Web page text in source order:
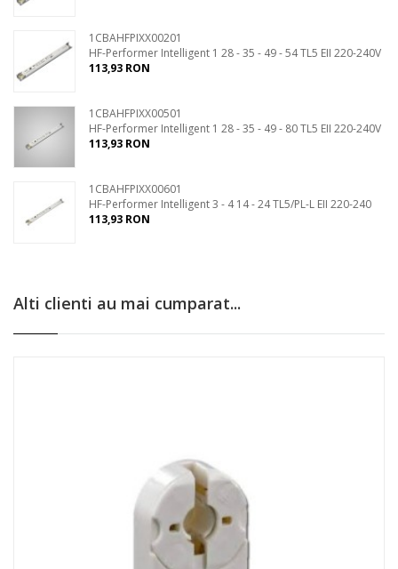
1CBAHFPIXX00201
HF-Performer Intelligent 1 28 - 35 - 49 - 54 TL5 EII 220-240V
113,93 RON
1CBAHFPIXX00501
HF-Performer Intelligent 1 28 - 35 - 49 - 80 TL5 EII 220-240V
113,93 RON
1CBAHFPIXX00601
HF-Performer Intelligent 3 - 4 14 - 24 TL5/PL-L EII 220-240
113,93 RON
Alti clienti au mai cumparat...